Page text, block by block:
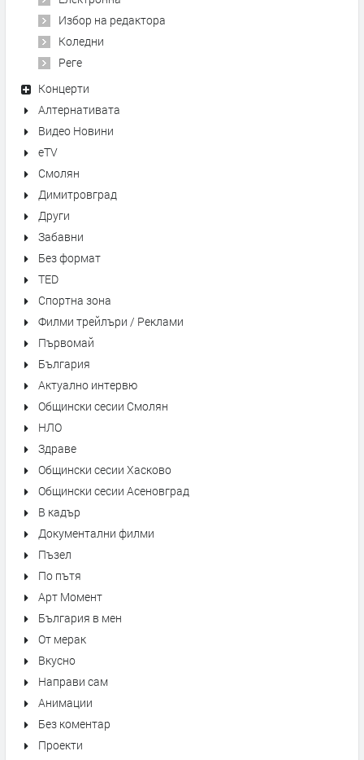
Избор на редактора
Коледни
Реге
Концерти
Алтернативата
Видео Новини
eTV
Смолян
Димитровград
Други
Забавни
Без формат
TED
Спортна зона
Филми трейлъри / Реклами
Първомай
България
Актуално интервю
Общински сесии Смолян
НЛО
Здраве
Общински сесии Хасково
Общински сесии Асеновград
В кадър
Документални филми
Пъзел
По пътя
Арт Момент
България в мен
От мерак
Вкусно
Направи сам
Анимации
Без коментар
Проекти